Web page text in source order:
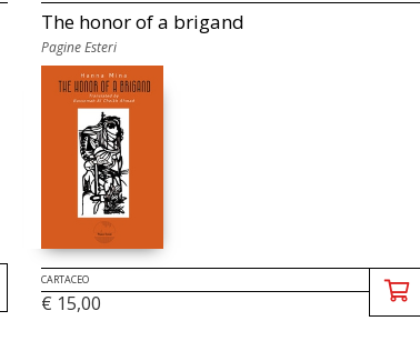
The honor of a brigand
Pagine Esteri
CARTACEO
€ 15,00